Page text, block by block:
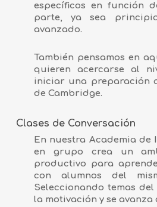
específicos en función
parte, ya sea
avanzado.
También pensamos en
quieren acercarse al
iniciar una preparación
de Cambridge.
Clases de Conversación
En nuestra Academia de
en grupo crea un
productivo para
con alumnos del
Seleccionando temas
la motivación y se avanza